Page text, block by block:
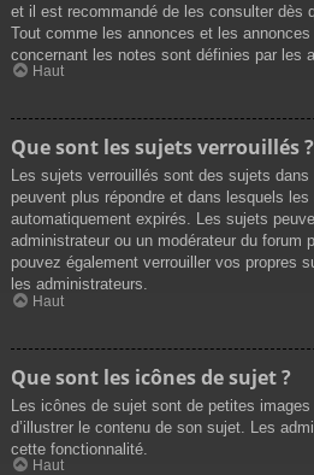
et il est recommandé de les consulter dès
Tout comme les annonces et les
concernant les notes sont définies par les
Haut
Que sont les sujets verrouillés ?
Les sujets verrouillés sont des sujets
peuvent plus répondre et dans lesquels
automatiquement expirés. Les sujets
administrateur ou un modérateur du forum
pouvez également verrouiller vos propres
les administrateurs.
Haut
Que sont les icônes de sujet ?
Les icônes de sujet sont de petites images
d’illustrer le contenu de son sujet. Les
cette fonctionnalité.
Haut